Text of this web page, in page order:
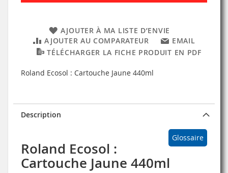
AJOUTER À MA LISTE D’ENVIE
AJOUTER AU COMPARATEUR
EMAIL
TÉLÉCHARGER LA FICHE PRODUIT EN PDF
Roland Ecosol : Cartouche Jaune 440ml
Description
Glossaire
Roland Ecosol :
Cartouche Jaune 440ml